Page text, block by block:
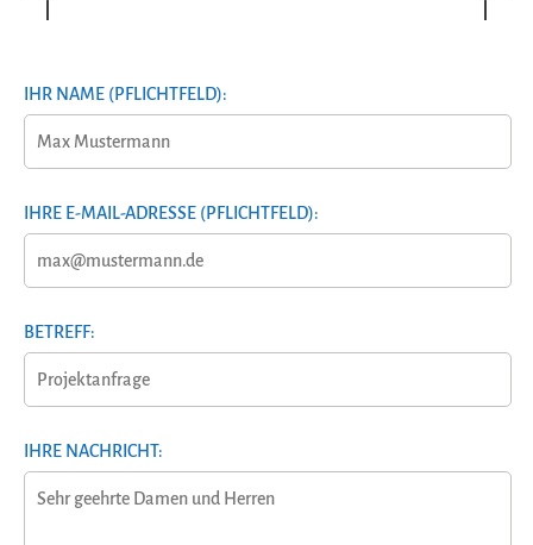
IHR NAME (PFLICHTFELD):
IHRE E-MAIL-ADRESSE (PFLICHTFELD):
BETREFF:
IHRE NACHRICHT: